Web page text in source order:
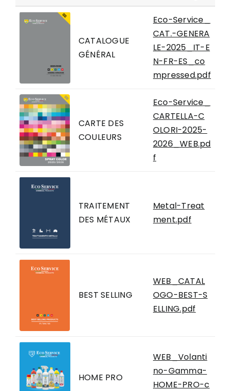
CATALOGUE
GÉNÉRAL
Eco-Service_
CAT.-GENERA
LE-2025_IT-E
N-FR-ES_co
mpressed.pdf
CARTE DES
COULEURS
Eco-Service_
CARTELLA-C
OLORI-2025-
2026_WEB.pd
f
TRAITEMENT
DES MÉTAUX
Metal-Treat
ment.pdf
BEST SELLING
WEB_CATAL
OGO-BEST-S
ELLING.pdf
HOME PRO
WEB_Volanti
no-Gamma-
HOME-PRO-c